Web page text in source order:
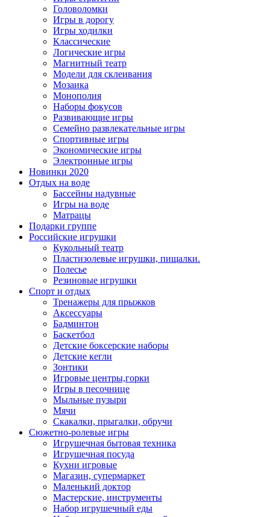
Головоломки
Игры в дорогу
Игры ходилки
Классические
Логические игры
Магнитный театр
Модели для склеивания
Мозаика
Монополия
Наборы фокусов
Развивающие игры
Семейно развлекательные игры
Спортивные игры
Экономические игры
Электронные игры
Новинки 2020
Отдых на воде
Бассейны надувные
Игры на воде
Матрацы
Подарки группе
Российские игрушки
Кукольный театр
Пластизолевые игрушки, пищалки.
Полесье
Резиновые игрушки
Спорт и отдых
Тренажеры для прыжков
Аксессуары
Бадминтон
Баскетбол
Детские боксерские наборы
Детские кегли
Зонтики
Игровые центры,горки
Игры в песочнице
Мыльные пузыри
Мячи
Скакалки, прыгалки, обручи
Сюжетно-ролевые игры
Игрушечная бытовая техника
Игрушечная посуда
Кухни игровые
Магазин, супермаркет
Маленький доктор
Мастерские, инструменты
Набор игрушечный еды